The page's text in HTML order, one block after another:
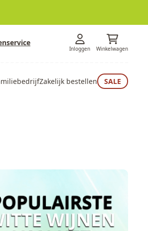
Inloggen Winkelwagen
Zakelijk bestellen SALE